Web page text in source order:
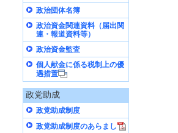
政治団体名簿
政治資金関連資料（届出関
連・報道資料等）
政治資金監査
個人献金に係る税制上の優
遇措置
政党助成
政党助成制度
政党助成制度のあらまし